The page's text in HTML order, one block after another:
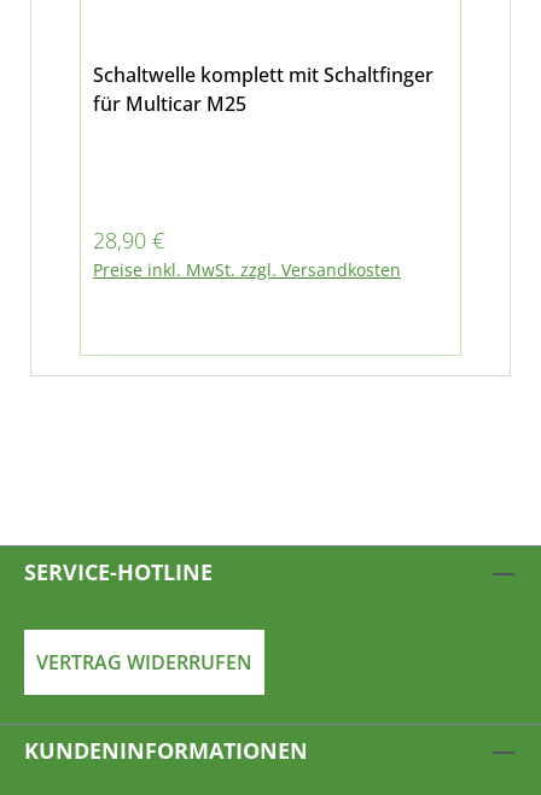
Schaltwelle komplett mit Schaltfinger
für Multicar M25
Regulärer Preis:
28,90 €
Preise inkl. MwSt. zzgl. Versandkosten
SERVICE-HOTLINE
VERTRAG WIDERRUFEN
KUNDENINFORMATIONEN